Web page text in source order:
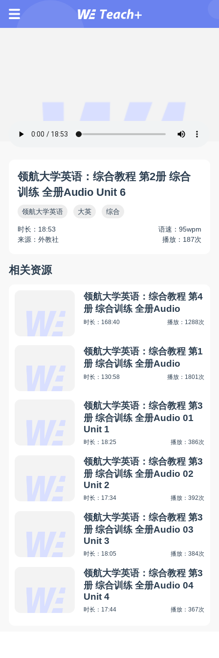
领航大学英语：综合教程 第2册 综合
训练 全册Audio Unit 6
领航大学英语 大英 综合
时长：18:53
语速：95wpm
来源：外教社
播放：187次
相关资源
领航大学英语：综合教程 第4
册 综合训练 全册Audio
时长：168:40 播放：1288次
领航大学英语：综合教程 第1
册 综合训练 全册Audio
时长：130:58 播放：1801次
领航大学英语：综合教程 第3
册 综合训练 全册Audio 01
Unit 1
时长：18:25 播放：386次
领航大学英语：综合教程 第3
册 综合训练 全册Audio 02
Unit 2
时长：17:34 播放：392次
领航大学英语：综合教程 第3
册 综合训练 全册Audio 03
Unit 3
时长：18:05 播放：384次
领航大学英语：综合教程 第3
册 综合训练 全册Audio 04
Unit 4
时长：17:44 播放：367次